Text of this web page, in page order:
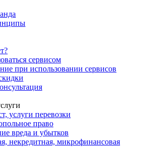
сервисом
при использовании сервисов
услуги перевозки
право
вреда и убытков
некредитная, микрофинансовая